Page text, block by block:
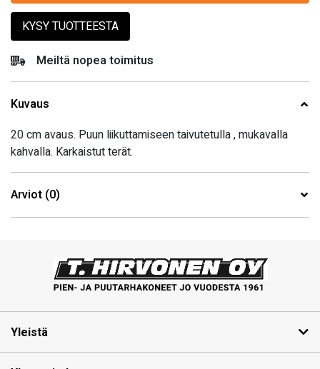
KYSY TUOTTEESTA
Meiltä nopea toimitus
Kuvaus
20 cm avaus. Puun liikuttamiseen taivutetulla , mukavalla
kahvalla. Karkaistut terät.
Arviot (0)
Yleistä